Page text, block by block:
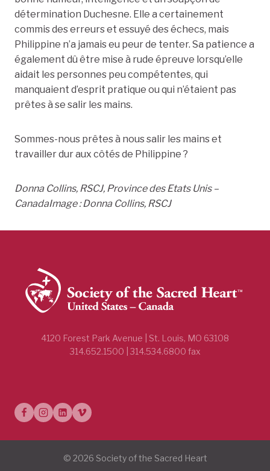
détermination Duchesne. Elle a certainement
commis des erreurs et essuyé des échecs, mais
Philippine n’a jamais eu peur de tenter. Sa patience a
également dû être mise à rude épreuve lorsqu’elle
aidait les personnes peu compétentes, qui
manquaient d’esprit pratique ou qui n’étaient pas
prêtes à se salir les mains.
Sommes-nous prêtes à nous salir les mains et
travailler dur aux côtés de Philippine ?
Donna Collins, RSCJ, Province des Etats Unis –
CanadaImage : Donna Collins, RSCJ
4120 Forest Park Avenue | St. Louis, MO 63108
314.652.1500 | 314.534.6800 fax
© 2026 Society of the Sacred Heart